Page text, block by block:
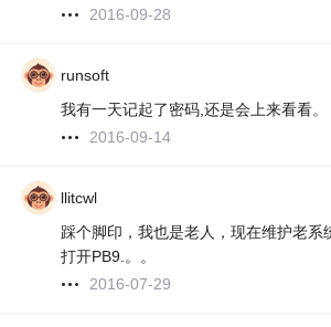
2016-09-28
runsoft
我有一天记起了密码,还是会上来看看。
2016-09-14
llitcwl
踩个脚印，我也是老人，现在维护老系
打开PB9.。。
2016-07-29